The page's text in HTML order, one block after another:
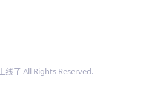
上线了 All Rights Reserved.